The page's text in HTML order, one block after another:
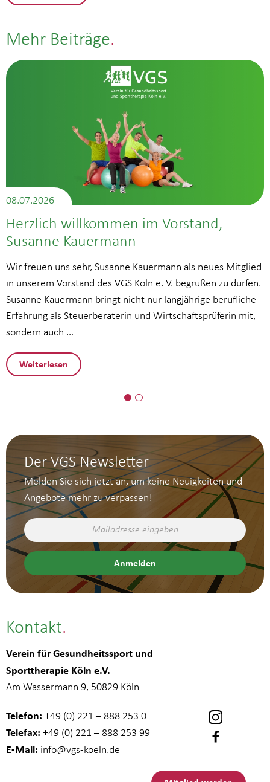
Mehr Beiträge
08.07.2026
Herzlich willkommen im Vorstand,
Susanne Kauermann
Wir freuen uns sehr, Susanne Kauermann als neues Mitglied
in unserem Vorstand des VGS Köln e. V. begrüßen zu dürfen.
Susanne Kauermann bringt nicht nur langjährige berufliche
Erfahrung als Steuerberaterin und Wirtschaftsprüferin mit,
sondern auch …
Weiterlesen
Der VGS Newsletter
Melden Sie sich jetzt an, um keine Neuigkeiten und
Angebote mehr zu verpassen!
Kontakt
Verein für Gesundheitssport und
Sporttherapie Köln e.V.
Am Wassermann 9, 50829 Köln
Telefon: +49 (0) 221 – 888 253 0
Telefax: +49 (0) 221 – 888 253 99
E-Mail: info@vgs-koeln.de